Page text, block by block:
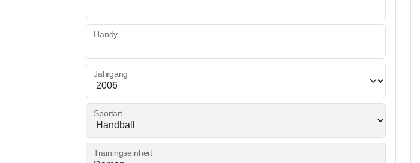
Handy
Jahrgang
Sportart
Trainingseinheit